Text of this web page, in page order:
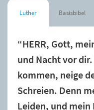
Luther Basisbibel
“HERR, Gott,
und Nacht vor
kommen, neige
Schreien. Denn
Leiden, und mein